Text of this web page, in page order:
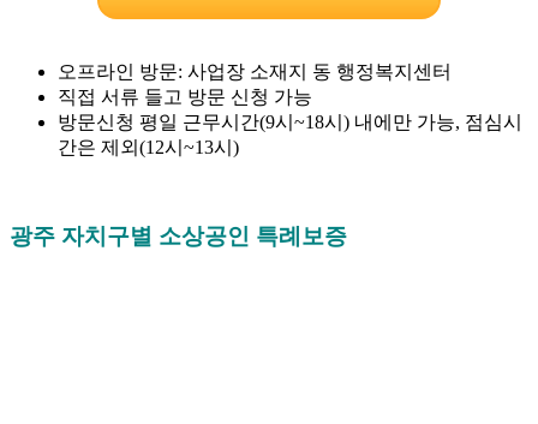
오프라인 방문: 사업장 소재지 동 행정복지센터
직접 서류 들고 방문 신청 가능
방문신청 평일 근무시간(9시~18시) 내에만 가능, 점심시
간은 제외(12시~13시)
광주 자치구별 소상공인 특례보증